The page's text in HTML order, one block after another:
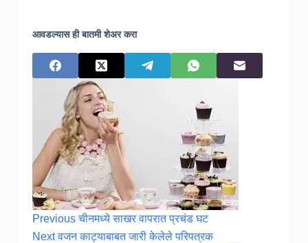
आवडल्यास ही बातमी शेअर करा
Previousचीनमध्ये साखर वापरात प्रचंड घट
Nextवजन काट्याबाबत जारी केलेले परिपत्रक